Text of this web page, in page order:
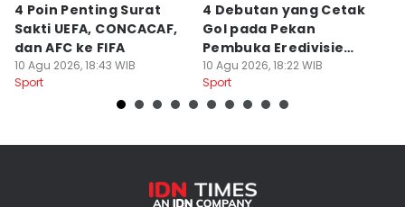
4 Poin Penting Surat
Sakti UEFA, CONCACAF,
dan AFC ke FIFA
10 Agu 2026, 18:43 WIB
Sport
4 Debutan yang Cetak
Gol pada Pekan
Pembuka Eredivisie
2026/2027
10 Agu 2026, 18:22 WIB
Sport